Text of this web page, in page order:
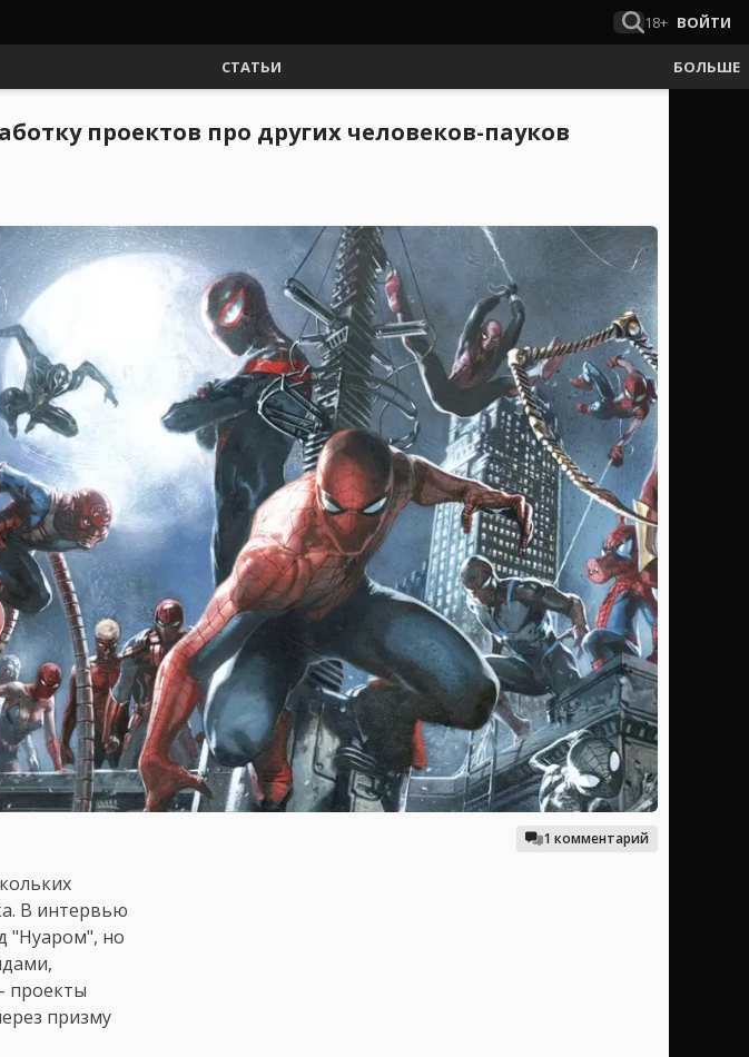
18+ ВОЙТИ
СТАТЬИ БОЛЬШЕ
проектов про других человеков-пауков
1 комментарий
В интервью
"Нуаром", но
проекты
призму